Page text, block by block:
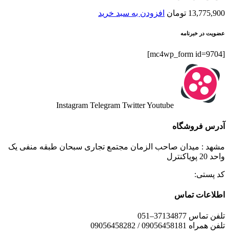
13,775,900 تومان افزودن به سبد خرید
عضویت در خبرنامه
[mc4wp_form id=9704]
Instagram Telegram TwitterYoutube
آدرس فروشگاه
مشهد : میدان صاحب الزمان مجتمع تجاری سبحان طبقه منفی یک
واحد 20 پویاکنترل
کد پستی:
اطلاعات تماس
تلفن تماس 37134877–051
تلفن همراه 09056458181 / 09056458282